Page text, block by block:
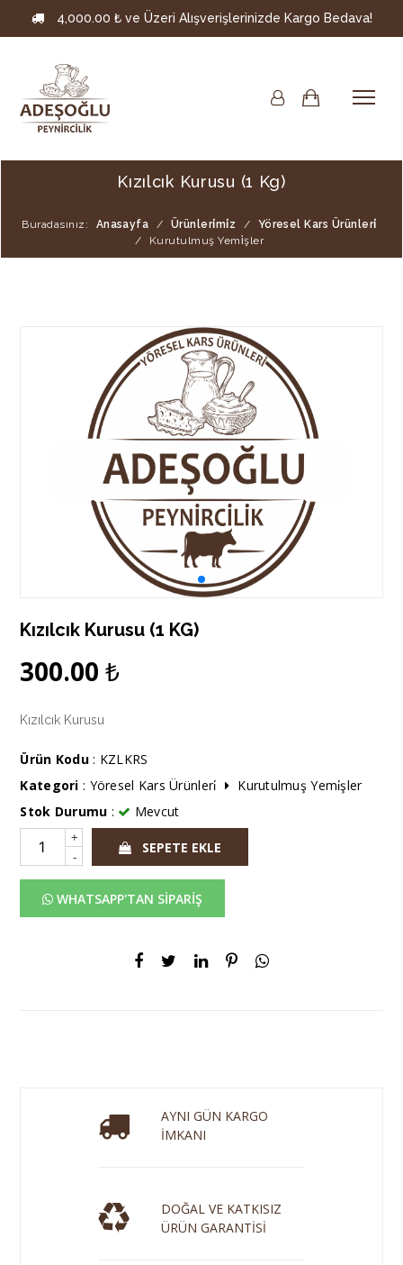
4,000.00 ₺ ve Üzeri Alışverişlerinizde Kargo Bedava!
Kızılcık Kurusu (1 Kg)
Buradasınız: Anasayfa / Ürünleri̇mi̇z /
Yöresel Kars Ürünleri̇
/
Kurutulmuş Yemi̇şler
Kızılcık Kurusu (1 KG)
300.00₺
Kızılcık Kurusu
Ürün Kodu: KZLKRS
Kategori : Yöresel Kars Ürünleri̇
Kurutulmuş Yemi̇şler
Stok Durumu : Mevcut
+
-
SEPETE EKLE
WHATSAPP'TAN SİPARİŞ
AYNI GÜN KARGO
İMKANI
DOĞAL VE KATKISIZ
ÜRÜN GARANTİSİ